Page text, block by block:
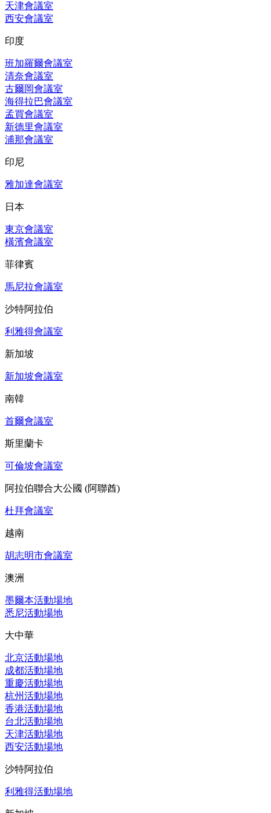
天津會議室
西安會議室
印度
班加羅爾會議室
清奈會議室
古爾岡會議室
海得拉巴會議室
孟買會議室
新德里會議室
浦那會議室
印尼
雅加達會議室
日本
東京會議室
橫濱會議室
菲律賓
馬尼拉會議室
沙特阿拉伯
利雅得會議室
新加坡
新加坡會議室
南韓
首爾會議室
斯里蘭卡
可倫坡會議室
阿拉伯聯合大公國 (阿聯酋)
杜拜會議室
越南
胡志明市會議室
澳洲
墨爾本活動場地
悉尼活動場地
大中華
北京活動場地
成都活動場地
重慶活動場地
杭州活動場地
香港活動場地
台北活動場地
天津活動場地
西安活動場地
沙特阿拉伯
利雅得活動場地